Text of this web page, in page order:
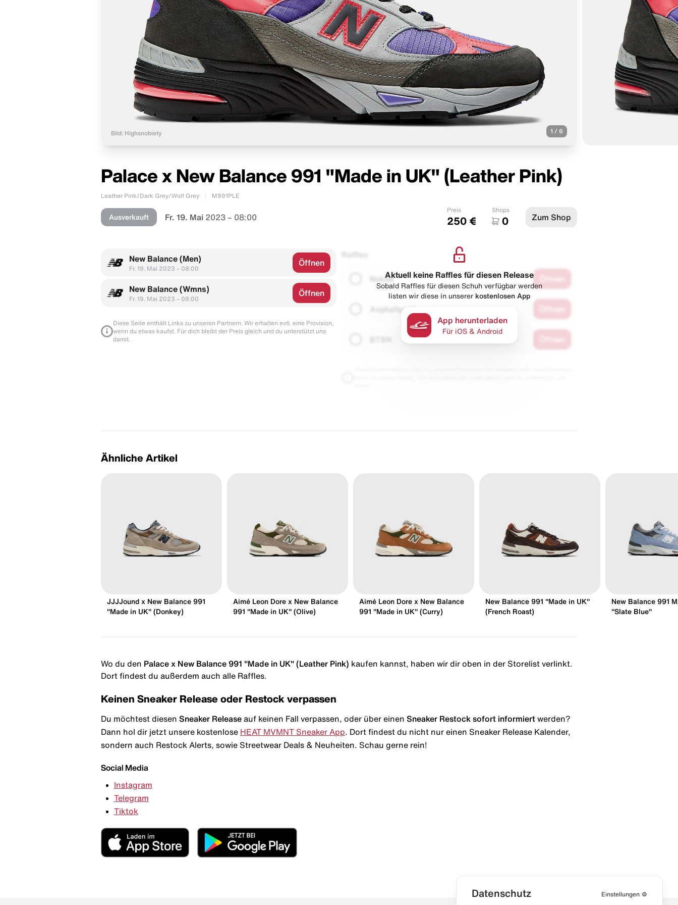
Bild: Highsnobiety 1 / 6
Palace x New Balance 991 "Made in UK" (Leather Pink)
Leather Pink/Dark Grey/Wolf Grey M991PLE
Ausverkauft Fr. 19. Mai 2023 – 08:00
Preis
250 €
Shops
0 Zum Shop
New Balance (Men)
Fr. 19. Mai 2023 – 08:00
Öffnen
New Balance (Wmns)
Fr. 19. Mai 2023 – 08:00
Öffnen
Diese Seite enthält Links zu unseren Partnern. Wir erhalten evtl. eine Provision,
wenn du etwas kaufst. Für dich bleibt der Preis gleich und du unterstützt uns
damit.
Raffles
Naked
Asphaltgold
Aktuell keine Raffles für diesen Release
Sobald Raffles für diesen Schuh verfügbar werden
listen wir diese in unserer kostenlosen App
App herunterladen
Für iOS & Android
Ähnliche Artikel
JJJJound x New Balance 991
"Made in UK" (Donkey)
Aimé Leon Dore x New Balance
991 "Made in UK" (Olive)
Aimé Leon Dore x New Balance
991 "Made in UK" (Curry)
New Balance 991 "Made in UK"
(French Roast)
New Balance 991
"Slate Blue"
Wo du den Palace x New Balance 991 "Made in UK" (Leather Pink) kaufen kannst, haben wir dir oben in der Storelist verlinkt.
Dort findest du außerdem auch alle Raffles.
Keinen Sneaker Release oder Restock verpassen
Du möchtest diesen Sneaker Release auf keinen Fall verpassen, oder über einen Sneaker Restock sofort informiert werden?
Dann hol dir jetzt unsere kostenlose HEAT MVMNT Sneaker App . Dort findest du nicht nur einen Sneaker Release Kalender,
sondern auch Restock Alerts, sowie Streetwear Deals & Neuheiten. Schau gerne rein!
Social Media
Instagram
Telegram
Tiktok
Datenschutz Einstellungen ⚙️